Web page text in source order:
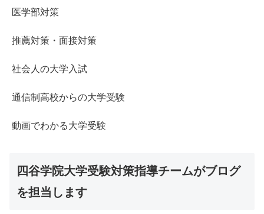
医学部対策
推薦対策・面接対策
社会人の大学入試
通信制高校からの大学受験
動画でわかる大学受験
四谷学院大学受験対策指導チームがブログ
を担当します